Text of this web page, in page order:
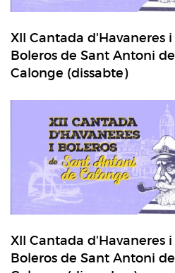
XII Cantada d'Havaneres i
Boleros de Sant Antoni de
Calonge (dissabte)
XII Cantada d'Havaneres i
Boleros de Sant Antoni de